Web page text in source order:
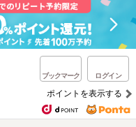
ブックマーク ログイン
ポイントを表示する